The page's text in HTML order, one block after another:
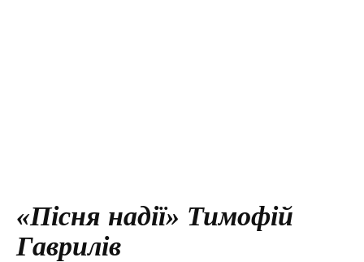
«Пісня надії» Тимофій
Гаврилів